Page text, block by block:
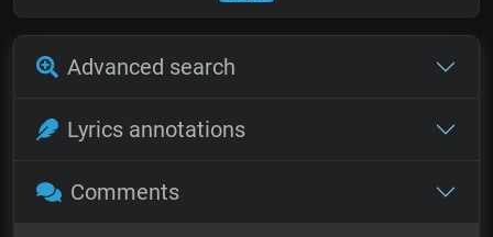
Advanced search
Lyrics annotations
Comments